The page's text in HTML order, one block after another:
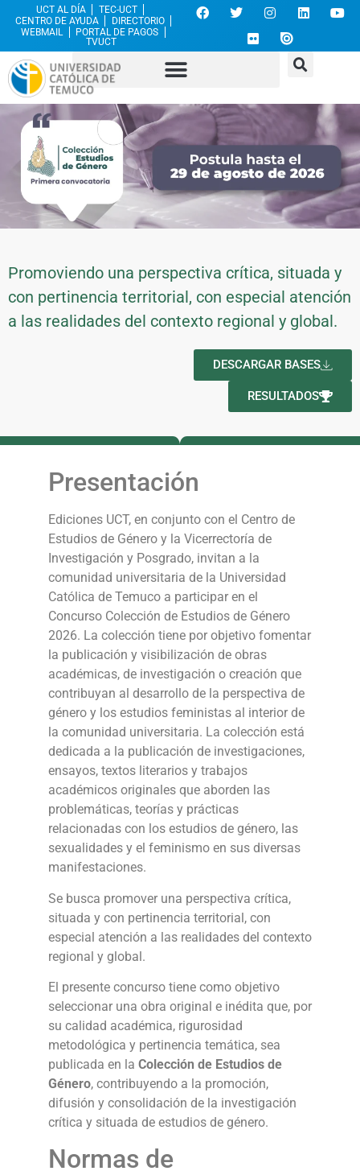
UCT AL DÍA
TEC-UCT
CENTRO DE AYUDA
DIRECTORIO
WEBMAIL
PORTAL DE PAGOS
TVUCT
Promoviendo una perspectiva crítica, situada y
con pertinencia territorial, con especial atención
a las realidades del contexto regional y global.
DESCARGAR BASES
RESULTADOS
Presentación
Ediciones UCT, en conjunto con el Centro de
Estudios de Género y la Vicerrectoría de
Investigación y Posgrado, invitan a la
comunidad universitaria de la Universidad
Católica de Temuco a participar en el
Concurso Colección de Estudios de Género
2026. La colección tiene por objetivo fomentar
la publicación y visibilización de obras
académicas, de investigación o creación que
contribuyan al desarrollo de la perspectiva de
género y los estudios feministas al interior de
la comunidad universitaria. La colección está
dedicada a la publicación de investigaciones,
ensayos, textos literarios y trabajos
académicos originales que aborden las
problemáticas, teorías y prácticas
relacionadas con los estudios de género, las
sexualidades y el feminismo en sus diversas
manifestaciones.
Se busca promover una perspectiva crítica,
situada y con pertinencia territorial, con
especial atención a las realidades del contexto
regional y global.
El presente concurso tiene como objetivo
seleccionar una obra original e inédita que, por
su calidad académica, rigurosidad
metodológica y pertinencia temática, sea
publicada en la Colección de Estudios de
Género, contribuyendo a la promoción,
difusión y consolidación de la investigación
crítica y situada de estudios de género.
Normas de